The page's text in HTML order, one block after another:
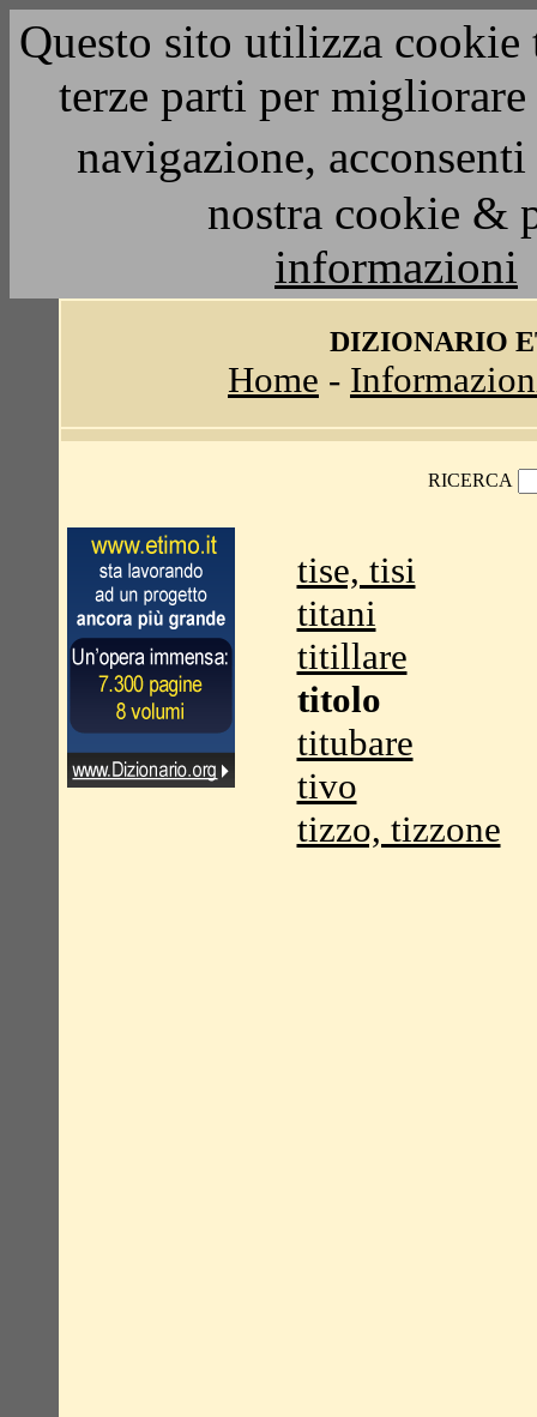
Questo sito utilizza
terze parti per
navigazione,
nostra cookie &
informazioni
DIZIONARIO
Home -
RICERCA
tise, tisi
titani
titillare
titolo
titubare
tivo
tizzo, tizzone